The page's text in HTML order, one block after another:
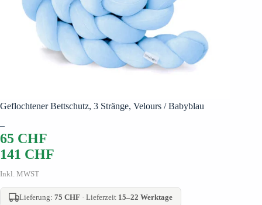
Geflochtener Bettschutz, 3 Stränge, Velours / Babyblau
65 CHF
–
141 CHF
Inkl. MWST
Lieferung: 75 CHF · Lieferzeit 15–22 Werktage